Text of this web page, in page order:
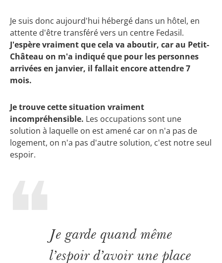
Je suis donc aujourd'hui hébergé dans un hôtel, en
attente d'être transféré vers un centre Fedasil.
J'espère vraiment que cela va aboutir, car au Petit-
Château on m'a indiqué que pour les personnes
arrivées en janvier, il fallait encore attendre 7
mois.
Je trouve cette situation vraiment
incompréhensible. Les occupations sont une
solution à laquelle on est amené car on n'a pas de
logement, on n'a pas d'autre solution, c'est notre seul
espoir.
Je garde quand même
l’espoir d’avoir une place